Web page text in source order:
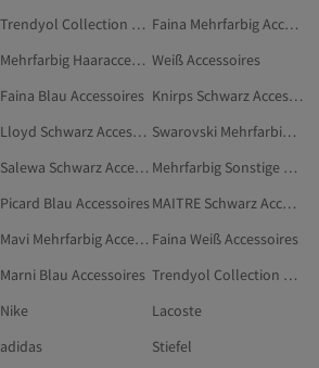
Trendyol Collection Silberfarben Accessoires
Faina Mehrfarbig Accessoires
Mehrfarbig Haaraccessoires Weiß Accessoires
Faina Blau Accessoires
Knirps Schwarz Accessoires
Lloyd Schwarz Accessoires
Swarovski Mehrfarbig Accessoires
Salewa Schwarz Accessoires
Mehrfarbig Sonstige Raumaccessoires
Picard Blau Accessoires
MAITRE Schwarz Accessoires
Mavi Mehrfarbig Accessoires Faina Weiß Accessoires
Marni Blau Accessoires
Trendyol Collection Goldfarben Accessoires
Nike
Lacoste
adidas
Stiefel